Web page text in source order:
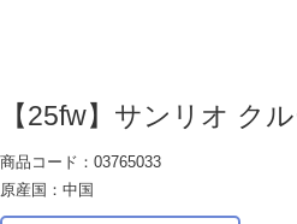
【25fw】サンリオ ク
商品コード：03765033
原産国：中国